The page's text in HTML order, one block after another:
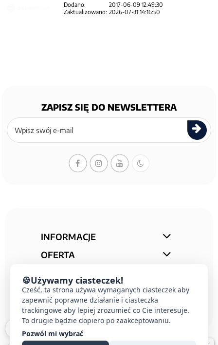
Dodano:
2017-06-09 12:49:30
Zaktualizowano: 2026-07-31 14:16:50
ZAPISZ SIĘ DO NEWSLETTERA
Zapisz
się
newslettera
INFORMACJE
OFERTA
KONTAKT
🍪Używamy ciasteczek!
Cześć, ta strona używa wymaganych ciasteczek aby
zapewnić poprawne działanie i ciasteczka
trackingowe aby lepiej zrozumieć co Cie interesuje.
To drugie będzie dopiero po zaakceptowaniu.
Pozwól mi wybrać